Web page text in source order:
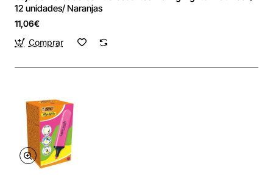
12 unidades/ Naranjas
11,06€
Comprar